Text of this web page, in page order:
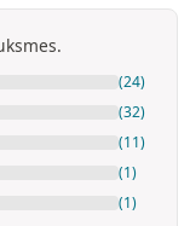
(24)
(32)
(11)
(1)
(1)